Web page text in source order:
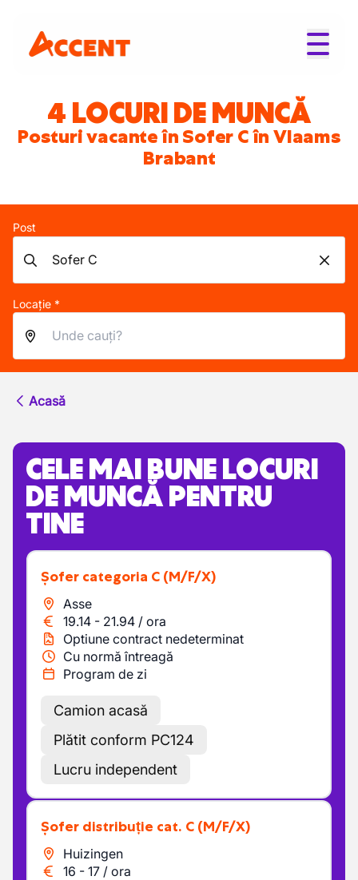
4 LOCURI DE MUNCĂ
Posturi vacante în Sofer C în Vlaams
Brabant
Post
Locație *
Acasă
CELE MAI BUNE LOCURI
DE MUNCĂ PENTRU
TINE
Șofer categoria C (M/F/X)
Asse
19.14 - 21.94 / ora
Optiune contract nedeterminat
Cu normă întreagă
Program de zi
Camion acasă
Plătit conform PC124
Lucru independent
Șofer distribuție cat. C (M/F/X)
Huizingen
16 - 17 / ora